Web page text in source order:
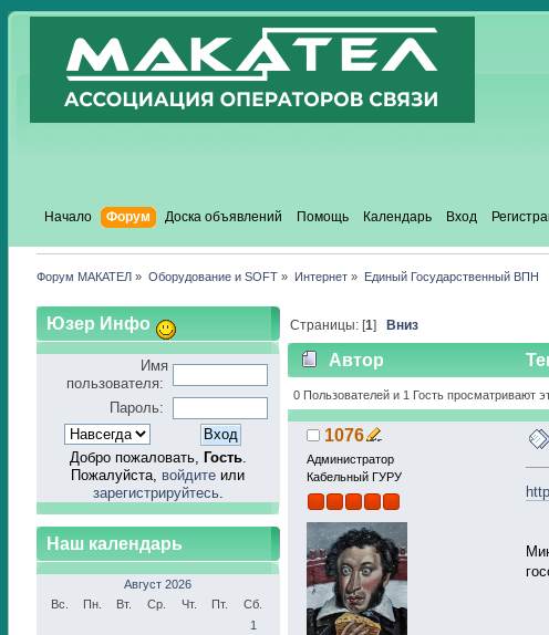
Начало Форум Доска объявлений Помощь Календарь Вход
Форум МАКАТЕЛ » Оборудование и SOFT » Интернет» Единый Государственный ВПН
Юзер Инфо
Имя
пользователя:
Пароль:
Добро пожаловать, Гость.
Пожалуйста, войдите или
зарегистрируйтесь.
Наш календарь
Август 2026
Вс.
Пн. Вт. Ср. Чт. Пт.
Сб.
1
Страницы: [1]Вниз
Автор
0 Пользователей и 1 Гость просматривают
1076
Администратор
Кабельный ГУРУ